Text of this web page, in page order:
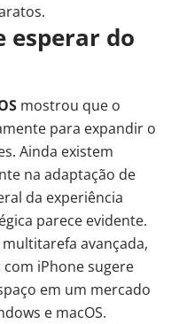
esperar do
mostrou que o
para expandir o
Ainda existem
na adaptação de
da experiência
parece evidente.
avançada,
iPhone sugere
em um mercado
e macOS.